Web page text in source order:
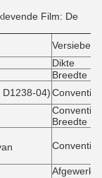
Film: De
Dikte
Breedte
D1238-04)
Breedte
Afgewerkt